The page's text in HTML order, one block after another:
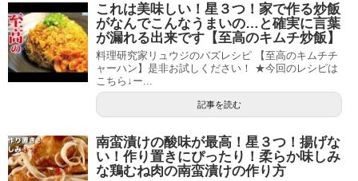
これは美味しい！星３つ！家で作る炒飯
がなんでこんなうまいの…と確実に言葉
が漏れる出来です【至高のキムチ炒飯】
料理研究家リュウジのバズレシピ 【至高のキムチチ
ャーハン】是非お試しください！ ★今回のレシピは
こちら↓ー...
記事を読む
南蛮漬けの酸味が最高！星３つ！揚げな
い！作り置きにぴったり！柔らか味しみ
な鶏むね肉の南蛮漬けの作り方